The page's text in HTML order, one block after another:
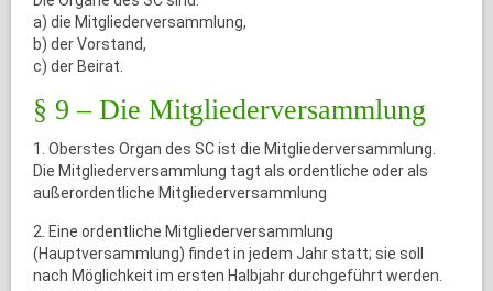
a) die Mitgliederversammlung,
b) der Vorstand,
c) der Beirat.
§ 9 – Die Mitgliederversammlung
1. Oberstes Organ des SC ist die Mitgliederversammlung.
Die Mitgliederversammlung tagt als ordentliche oder als
außerordentliche Mitgliederversammlung
2. Eine ordentliche Mitgliederversammlung
(Hauptversammlung) findet in jedem Jahr statt; sie soll
nach Möglichkeit im ersten Halbjahr durchgeführt werden.